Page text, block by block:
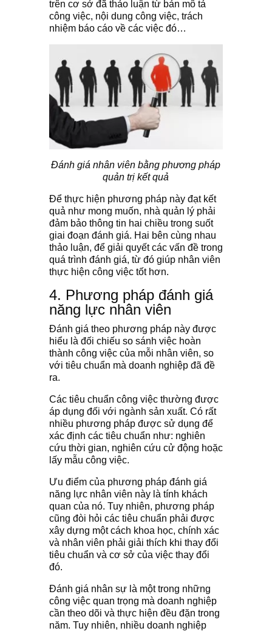
trên cơ sở đã thảo luận từ bản mô tả
công việc, nội dung công việc, trách
nhiệm báo cáo về các việc đó…
Đánh giá nhân viên bằng phương pháp
quản trị kết quả
Ðể thực hiện phương pháp này đạt kết
quả như mong muốn, nhà quản lý phải
đảm bảo thông tin hai chiều trong suốt
giai đoạn đánh giá. Hai bên cùng nhau
thảo luận, để giải quyết các vấn đề trong
quá trình đánh giá, từ đó giúp nhân viên
thực hiện công việc tốt hơn.
4. Phương pháp đánh giá
năng lực nhân viên
Ðánh giá theo phương pháp này được
hiểu là đối chiếu so sánh việc hoàn
thành công việc của mỗi nhân viên, so
với tiêu chuẩn mà doanh nghiệp đã đề
ra.
Các tiêu chuẩn công việc thường được
áp dụng đối với ngành sản xuất. Có rất
nhiều phương pháp được sử dụng để
xác định các tiêu chuẩn như: nghiên
cứu thời gian, nghiên cứu cử động hoặc
lấy mẫu công việc.
Ưu điểm của phương pháp đánh giá
năng lực nhân viên này là tính khách
quan của nó. Tuy nhiên, phương pháp
cũng đòi hỏi các tiêu chuẩn phải được
xây dựng một cách khoa học, chính xác
và nhân viên phải giải thích khi thay đổi
tiêu chuẩn và cơ sở của việc thay đổi
đó.
Đánh giá nhân sự là một trong những
công việc quan trọng mà doanh nghiệp
cần theo dõi và thực hiện đều đặn trong
năm. Tuy nhiên, nhiều doanh nghiệp